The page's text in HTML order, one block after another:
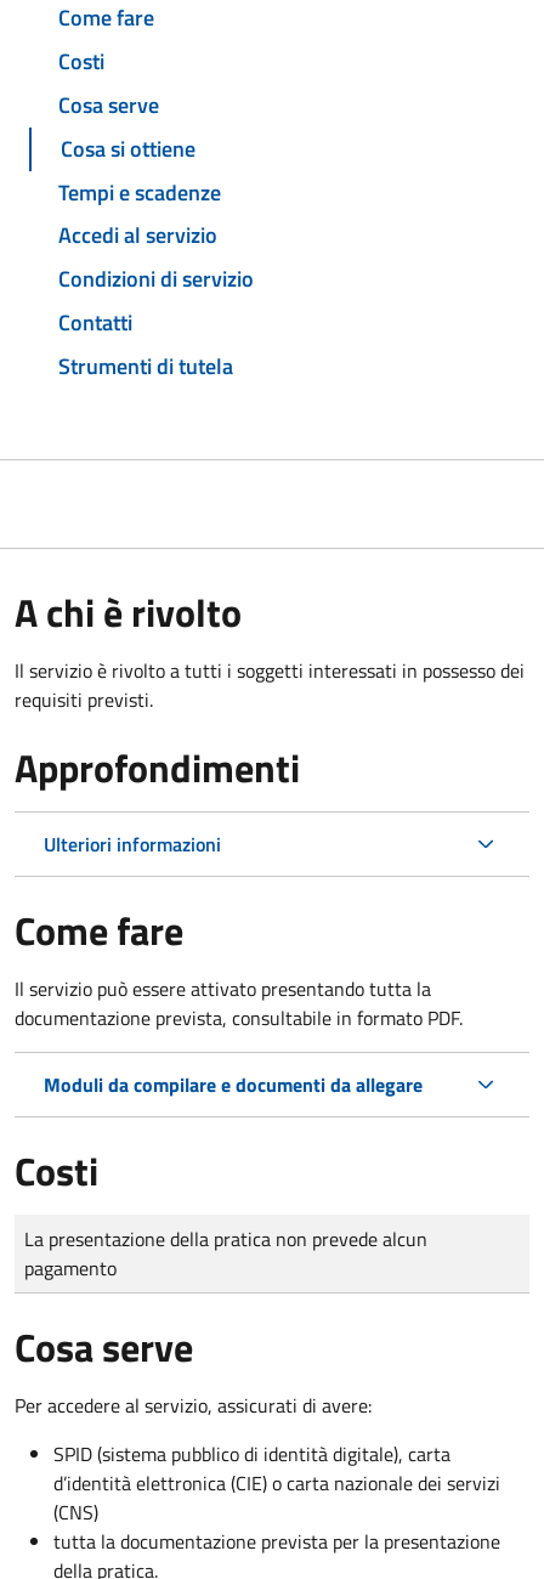
Come fare
Costi
Cosa serve
Cosa si ottiene
Tempi e scadenze
Accedi al servizio
Condizioni di servizio
Contatti
Strumenti di tutela
A chi è rivolto
Il servizio è rivolto a tutti i soggetti interessati in possesso dei
requisiti previsti.
Approfondimenti
Ulteriori informazioni
Come fare
Il servizio può essere attivato presentando tutta la
documentazione prevista, consultabile in formato PDF.
Moduli da compilare e documenti da allegare
Costi
Tipo di pagamento
Importo
La presentazione della pratica non prevede alcun
pagamento
Cosa serve
Per accedere al servizio, assicurati di avere:
SPID (sistema pubblico di identità digitale), carta
d’identità elettronica (CIE) o carta nazionale dei servizi
(CNS)
tutta la documentazione prevista per la presentazione
della pratica.